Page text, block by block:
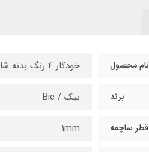
نام محصول خودکار 4 رنگ بدنه شاین
برند بیک / Bic
قطر ساچمه 1mm